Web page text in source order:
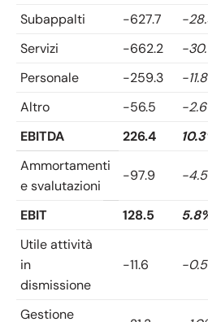
Subappalti -627.7 -
Servizi
-662.2 -
Personale
-259.3 -
Altro
-56.5 -
EBITDA
226.4
Ammortamenti
e svalutazioni
-97.9 -
EBIT 128.5
Utile attività
in
dismissione
-11.6 -
Gestione